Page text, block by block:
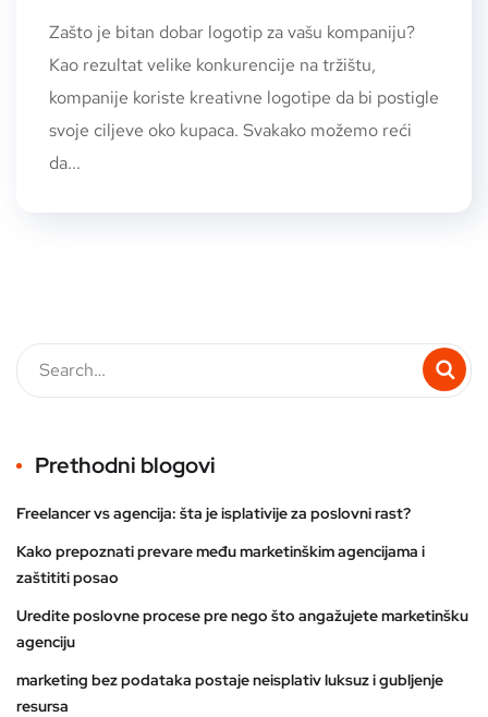
Zašto je bitan dobar logotip za vašu kompaniju?
Kao rezultat velike konkurencije na tržištu,
kompanije koriste kreativne logotipe da bi postigle
svoje ciljeve oko kupaca. Svakako možemo reći
da...
Prethodni blogovi
Freelancer vs agencija: šta je isplativije za poslovni rast?
Kako prepoznati prevare među marketinškim agencijama i
zaštititi posao
Uredite poslovne procese pre nego što angažujete marketinšku
agenciju
marketing bez podataka postaje neisplativ luksuz i gubljenje
resursa